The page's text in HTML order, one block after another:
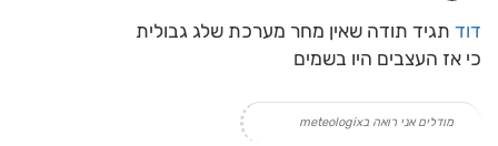
דוד תגיד תודה שאין מחר מערכת שלג גבולית
כי אז העצבים היו בשמים
מודלים אני רואה בmeteologix